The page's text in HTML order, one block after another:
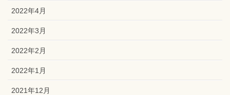
2022年4月
2022年3月
2022年2月
2022年1月
2021年12月